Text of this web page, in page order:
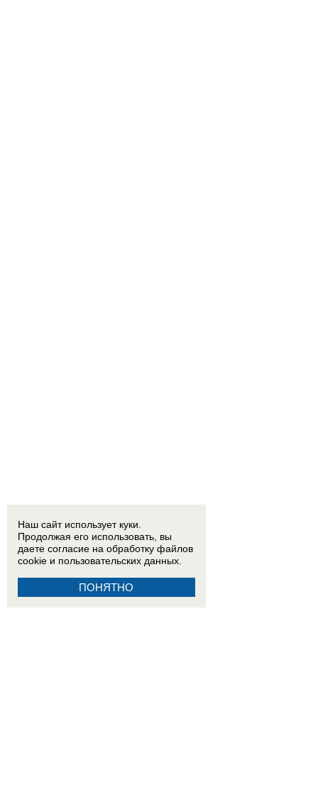
Наш сайт использует куки.
Продолжая его использовать, вы
даете согласие на обработку файлов
cookie и пользовательских данных.
ПОНЯТНО